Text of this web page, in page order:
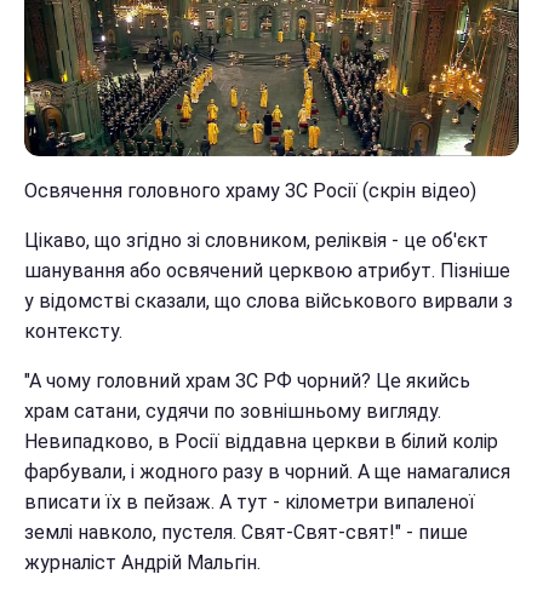
Освячення головного храму ЗС Росії (скрін відео)
Цікаво, що згідно зі словником, реліквія - це об'єкт
шанування або освячений церквою атрибут. Пізніше
у відомстві сказали, що слова військового вирвали з
контексту.
"А чому головний храм ЗС РФ чорний? Це якийсь
храм сатани, судячи по зовнішньому вигляду.
Невипадково, в Росії віддавна церкви в білий колір
фарбували, і жодного разу в чорний. А ще намагалися
вписати їх в пейзаж. А тут - кілометри випаленої
землі навколо, пустеля. Свят-Свят-свят!" - пише
журналіст Андрій Мальгін.